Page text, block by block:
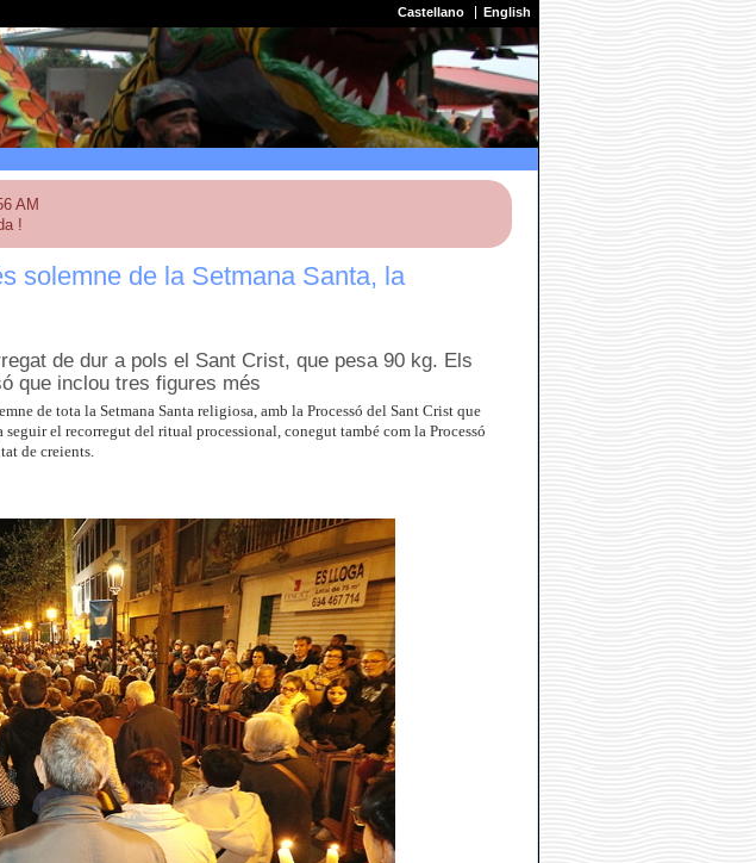
Castellano English
AM
!
solemne de la Setmana Santa, la
de dur a pols el Sant Crist, que pesa 90 kg. Els
que inclou tres figures més
de tota la Setmana Santa religiosa, amb la Processó del Sant Crist que
el recorregut del ritual processional, conegut també com la Processó
de creients.